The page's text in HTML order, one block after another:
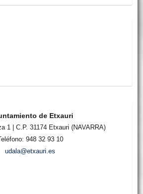
de Etxauri
1 | C.P. 31174 Etxauri (NAVARRA)
948 32 93 10
udala@etxauri.es